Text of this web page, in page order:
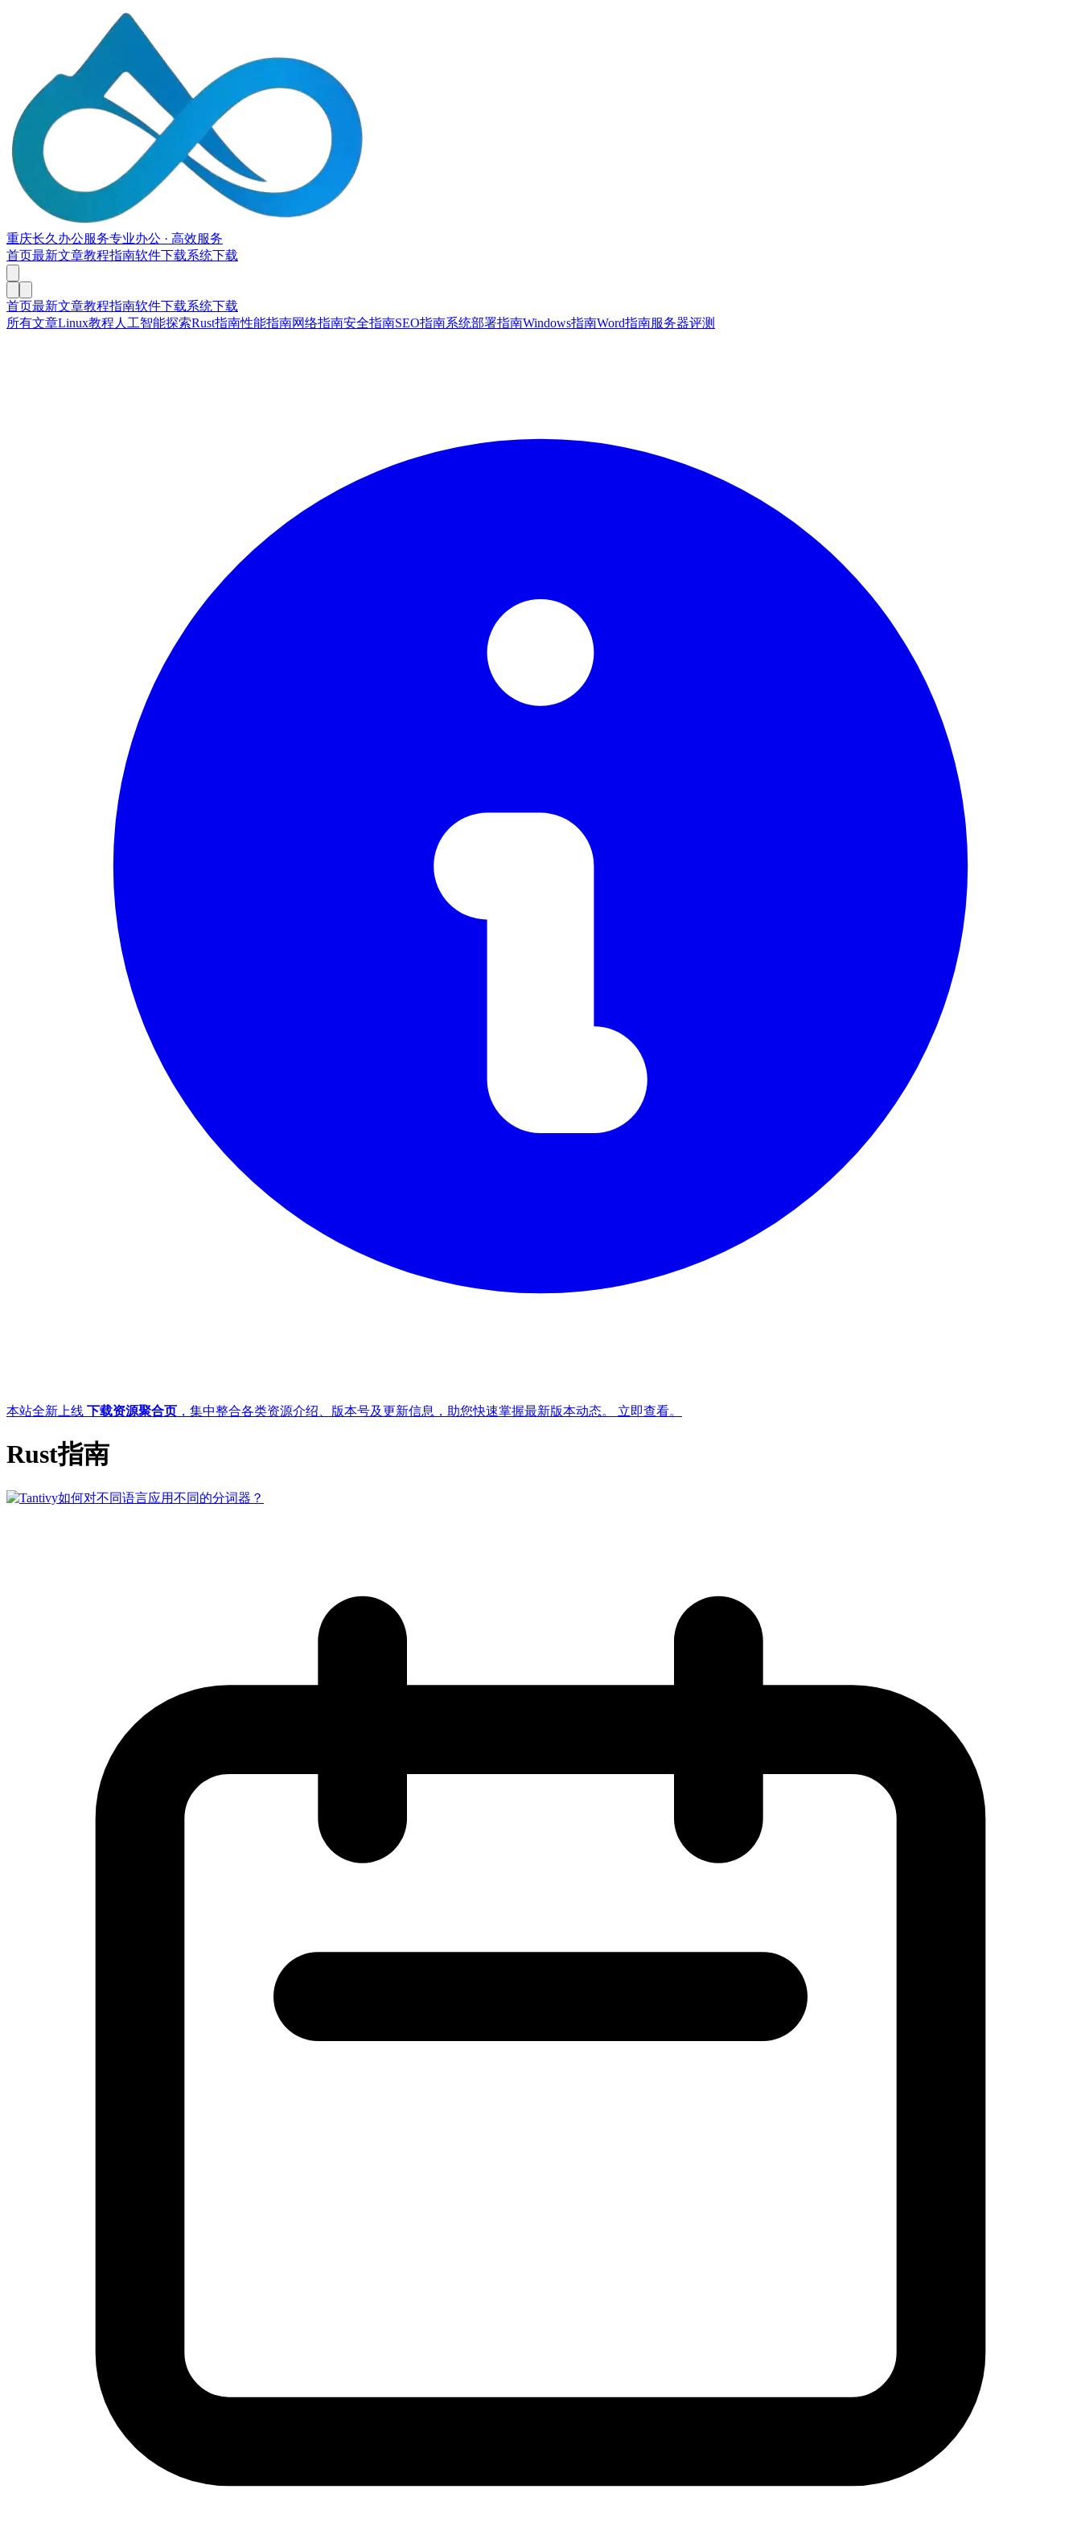
重庆长久办公服务专业办公 · 高效服务
首页最新文章教程指南软件下载系统下载
首页最新文章教程指南软件下载系统下载
所有文章Linux教程 人工智能探索Rust指南性能指南网络指南安全指南SEO指南系统部署指南Windows指南Word指南服务器评测
本站全新上线 下载资源聚合页 ，集中整合各类资源介绍、版本号及更新信息，助您快速掌握最新版本动态。 立即查看。
Rust指南